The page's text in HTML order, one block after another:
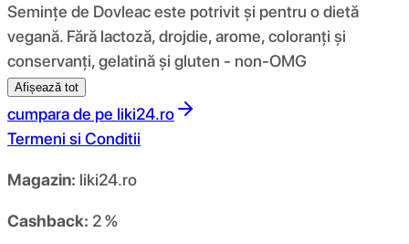
Semințe de Dovleac este potrivit și pentru o dietă
vegană. Fără lactoză, drojdie, arome, coloranți și
conservanți, gelatină și gluten - non-OMG
Afișează tot
cumpara de pe liki24.ro
Termeni si Conditii
Magazin: liki24.ro
Cashback: 2 %